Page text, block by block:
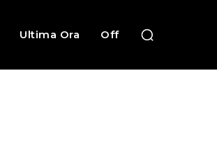
Ultima Ora Off